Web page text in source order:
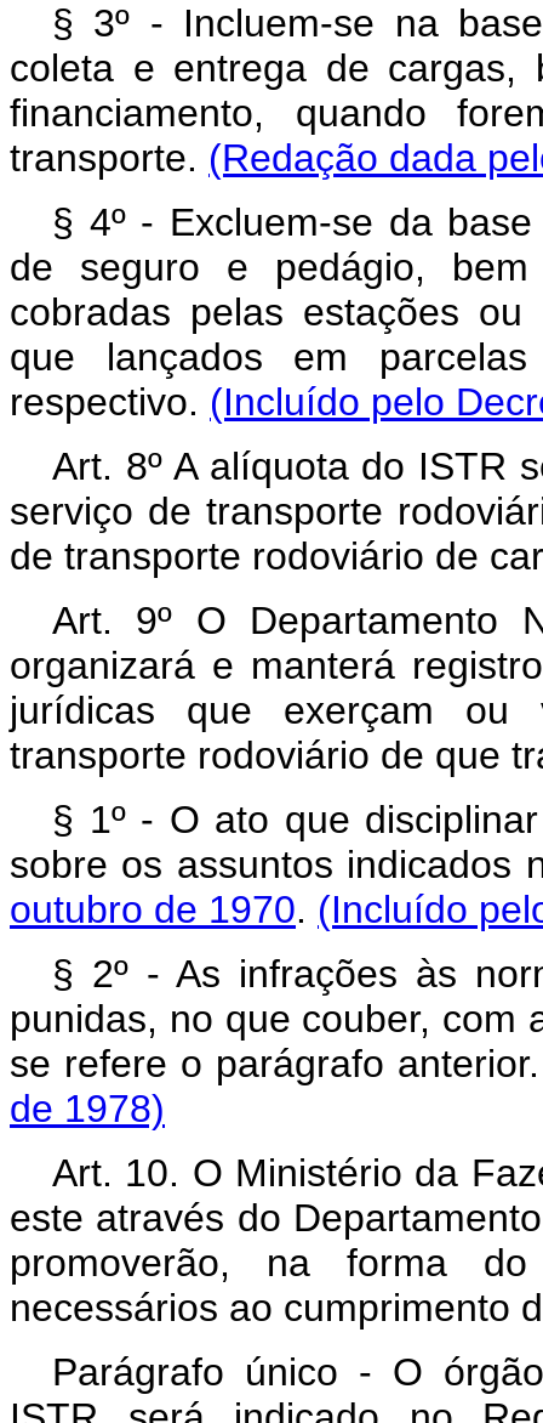
§ 3º - Incluem-se na
coleta e entrega de cargas,
financiamento, quando
transporte. (Redação dada
§ 4º - Excluem-se da
de seguro e pedágio,
cobradas pelas estações
que lançados em
respectivo. (Incluído pelo
Art. 8º A alíquota do ISTR
serviço de transporte
de transporte rodoviário de
Art. 9º O Departamento
organizará e manterá
jurídicas que exerçam ou
transporte rodoviário de que
§ 1º - O ato que
sobre os assuntos indicados
outubro de 1970. (Incluído
§ 2º - As infrações às
punidas, no que couber, com
se refere o parágrafo
de 1978)
Art. 10. O Ministério da
este através do
promoverão, na forma do
necessários ao cumprimento
Parágrafo único - O